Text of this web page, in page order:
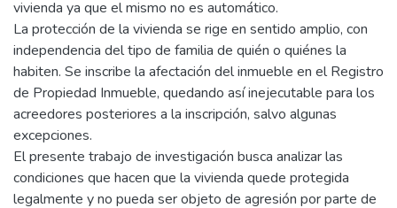
vivienda ya que el mismo no es automático.
La protección de la vivienda se rige en sentido amplio, con
independencia del tipo de familia de quién o quiénes la
habiten. Se inscribe la afectación del inmueble en el Registro
de Propiedad Inmueble, quedando así inejecutable para los
acreedores posteriores a la inscripción, salvo algunas
excepciones.
El presente trabajo de investigación busca analizar las
condiciones que hacen que la vivienda quede protegida
legalmente y no pueda ser objeto de agresión por parte de